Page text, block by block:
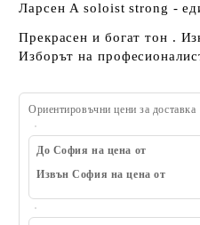
Ларсен A soloist strong -
Прекрасен и богат тон .
Изборът на
Ориентировъчни цени за доставка
До София на цена от
Извън София на цена от